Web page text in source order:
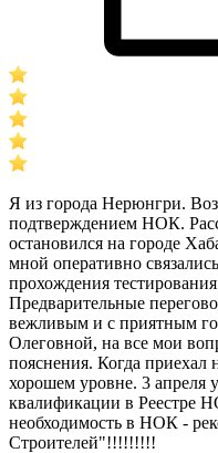
Я из города Нерюнгри.
подтверждением НОК.
остановился на городе
мной оперативно
прохождения
Предварительные
вежливым и с приятным
Олеговной, на все мои
пояснения. Когда
хорошем уровне. 3 апреля
квалификации в Реестре
необходимость в НОК -
Строителей"!!!!!!!!!